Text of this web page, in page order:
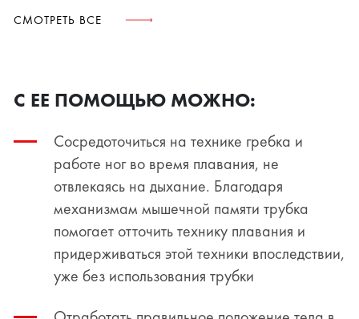
СМОТРЕТЬ ВСЕ
С ЕЕ ПОМОЩЬЮ МОЖНО:
Сосредоточиться на технике гребка и
работе ног во время плавания, не
отвлекаясь на дыхание. Благодаря
механизмам мышечной памяти трубка
помогает отточить технику плавания и
придерживаться этой техники впоследствии,
уже без использования трубки